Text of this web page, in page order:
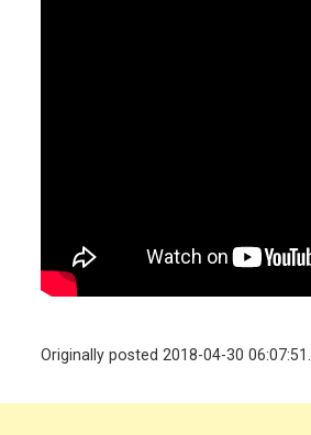
Originally posted 2018-04-30 06:07:51.